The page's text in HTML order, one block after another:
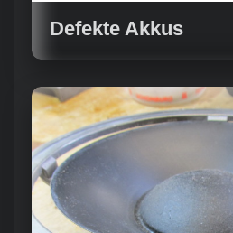
Defekte Akkus